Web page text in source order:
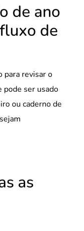
de ano
de
para revisar o
pode ser usado
ou caderno de
as